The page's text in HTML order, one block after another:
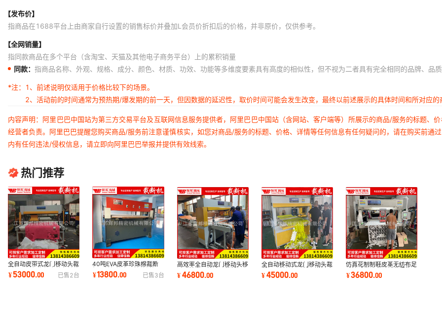
【发布价】
指商品在1688平台上由商家自行设置的销售标价并叠加L会员价折扣后的价格，并非原价，仅供参考。
【全网销量】
指同款商品在多个平台（含淘宝、天猫及其他电子商务平台）上的累积销量
同款： 指商品名称、外观、规格、成分、颜色、材质、功效、功能等多维度要素具有高度的相似性，但不视为二者具有完全相同的品牌、品
*注：
1、前述说明仅适用于价格比较下的场景。
2、活动前的时间通常为预热期/爆发期的前一天，但因数据的延迟性，取价时间可能会发生改变，最终以前述展示的具体时间和所对应的
内容声明：阿里巴巴中国站为第三方交易平台及互联网信息服务提供者，阿里巴巴中国站（含网站、客户端等）所展示的商品/服务的标题、
经营者负责。阿里巴巴提醒您购买商品/服务前注意谨慎核实，如您对商品/服务的标题、价格、详情等任何信息有任何疑问的，请在购买前通
内有任何违法/侵权信息，请立即向阿里巴巴举报并提供有效线索。
热门推荐
全自动皮带式龙门移动头裁
断机下料机海绵皮革布料裁
断机下料机
¥53000.00 已售2台
40吨EVA皮革珍珠棉裁断
机下料机精密四柱裁断机厂
家模切机
¥13800.00 已售3台
高效率全自动龙门移动头移
动式精密四柱液压裁断机下
料机
¥46800.00
全自动移动式龙门移动头裁
断机下料机架子循环送料冲
裁效率产量高
¥45000.00
仿真花制制鞋皮革无纺布足
球篮球牛津布砂纸龙门移动
头智能裁断机
¥36800.00